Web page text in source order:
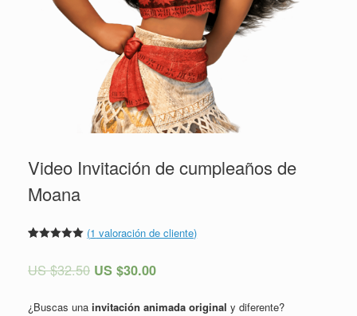
Video Invitación de cumpleaños de
Moana
5 basado
(1 valoración de cliente)
US $32.50 US $30.00
¿Buscas una invitación animada original y diferente?